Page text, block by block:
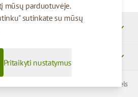
mūsų parduotuvėje.
sutinkate su mūsų
Pritaikyti nustatymus
© 2026 SIA Parcels